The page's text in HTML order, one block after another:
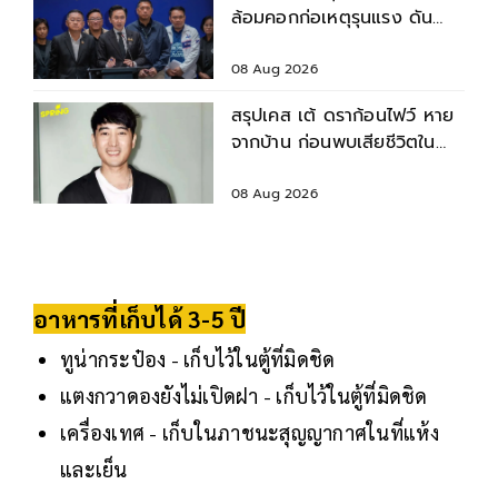
ล้อมคอกก่อเหตุรุนแรง ดัน
ศึกษา
08 Aug 2026
สรุปเคส เต้ ดราก้อนไฟว์ หาย
จากบ้าน ก่อนพบเสียชีวิตใน
08 Aug 2026
อาหารที่เก็บได้ 3-5 ปี
ทูน่ากระป๋อง - เก็บไว้ในตู้ที่มิดชิด
แตงกวาดองยังไม่เปิดฝา - เก็บไว้ในตู้ที่มิดชิด
เครื่องเทศ - เก็บในภาชนะสุญญากาศในที่แห้ง
และเย็น